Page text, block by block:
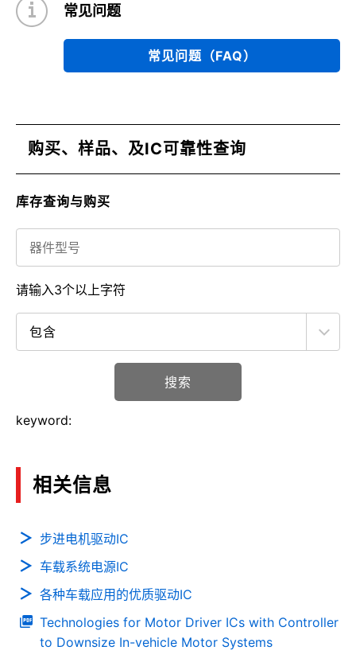
常见问题
常见问题（FAQ）
购买、样品、及IC可靠性查询
库存查询与购买
搜索
请输入3个以上字符
keyword:
相关信息
步进电机驱动IC
车载系统电源IC
各种车载应用的优质驱动IC
Technologies for Motor Driver ICs with Controller
to Downsize In-vehicle Motor Systems